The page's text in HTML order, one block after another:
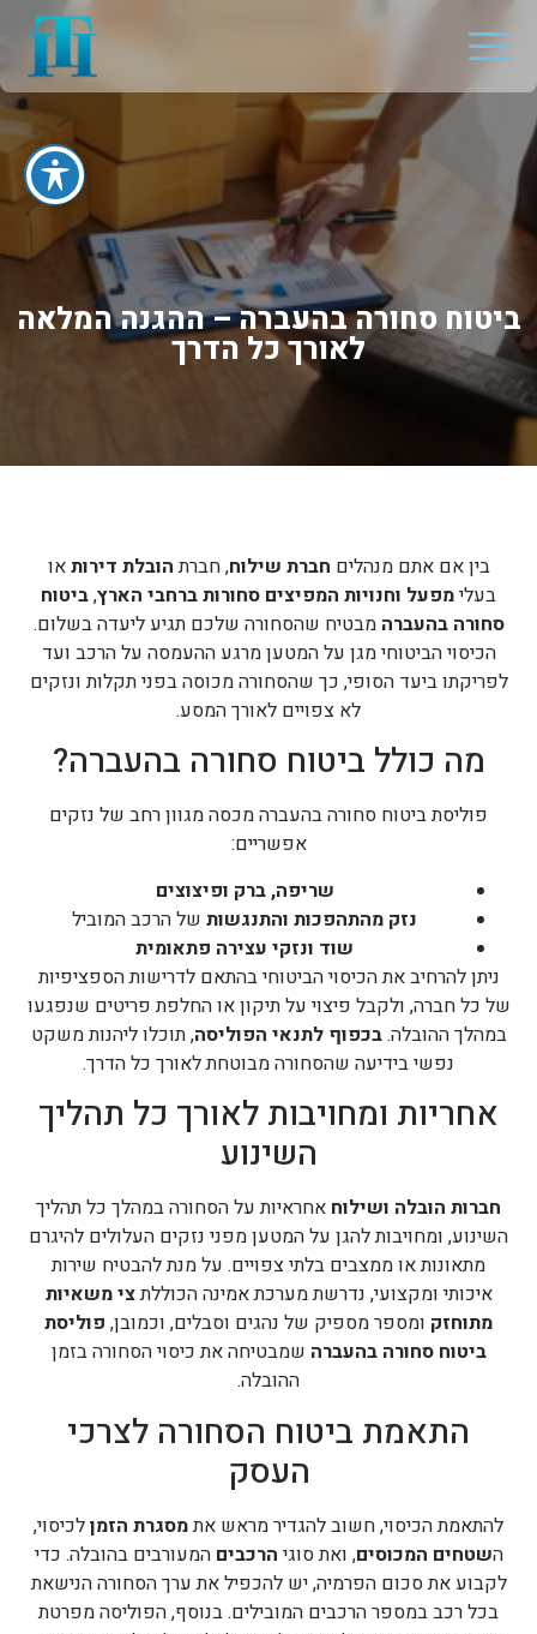
ביטוח סחורה בהעברה – ההגנה המלאה
לאורך כל הדרך
בין אם אתם מנהלים חברת שילוח, חברתהובלת דירותאו
בעלימפעל וחנויות המפיצים סחורות ברחבי הארץ,ביטוח
סחורה בהעברה מבטיח שהסחורה שלכם תגיע ליעדה בשלום.
הכיסוי הביטוחי מגן על המטען מרגע ההעמסה על הרכב ועד
לפריקתו ביעד הסופי, כך שהסחורה מכוסה בפני תקלות ונזקים
לא צפויים לאורך המסע.
מה כולל ביטוח סחורה בהעברה?
פוליסת ביטוח סחורה בהעברה מכסה מגוון רחב של נזקים
אפשריים:
שריפה, ברק ופיצוצים
נזק מהתהפכות והתנגשות של הרכב המוביל
שוד ונזקי עצירה פתאומית
ניתן להרחיב את הכיסוי הביטוחי בהתאם לדרישות הספציפיות
של כל חברה, ולקבל פיצוי על תיקון או החלפת פריטים שנפגעו
במהלך ההובלה.בכפוף לתנאי הפוליסה, תוכלו ליהנות משקט
נפשי בידיעה שהסחורה מבוטחת לאורך כל הדרך.
אחריות ומחויבות לאורך כל תהליך
השינוע
חברות הובלה ושילוח אחראיות על הסחורה במהלך כל תהליך
השינוע, ומחויבות להגן על המטען מפני נזקים העלולים להיגרם
מתאונות או ממצבים בלתי צפויים. על מנת להבטיח שירות
איכותי ומקצועי, נדרשת מערכת אמינה הכוללתצי משאיות
מתוחזק ומספר מספיק של נהגים וסבלים, וכמובן, פוליסת
ביטוח סחורה בהעברה שמבטיחה את כיסוי הסחורה בזמן
ההובלה.
התאמת ביטוח הסחורה לצרכי
העסק
להתאמת הכיסוי, חשוב להגדיר מראש אתמסגרת הזמןלכיסוי,
השטחים המכוסים, ואת סוגי הרכבים המעורבים בהובלה. כדי
לקבוע את סכום הפרמיה, יש להכפיל את ערך הסחורה הנישאת
בכל רכב במספר הרכבים המובילים. בנוסף, הפוליסה מפרטת